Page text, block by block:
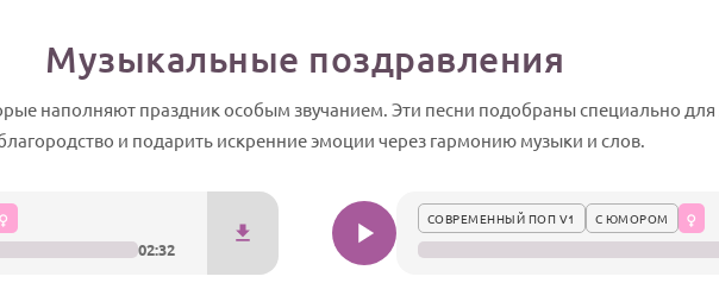
Музыкальные поздравления
наполняют праздник особым звучанием. Эти песни подобраны специально для
и подарить искренние эмоции через гармонию музыки и слов.
02:32
СОВРЕМЕННЫЙ ПОП V1 С ЮМОРОМ